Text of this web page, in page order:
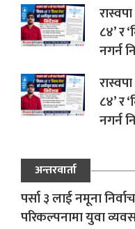
८४’ र
नगर्न
८४’ र
नगर्न
अन्तरवार्ता
पर्सा ३ लाई नमूना
परिकल्पनामा युवा